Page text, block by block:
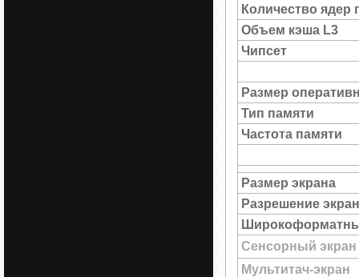
Количество ядер
Объем кэша L3
Чипсет
Размер
Тип памяти
Частота памяти
Размер экрана
Разрешение
Сенсорный экран
Мультитач-экран